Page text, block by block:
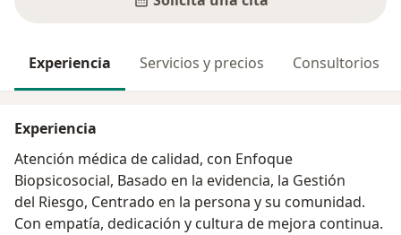
Experiencia Servicios y precios Consultorios
Experiencia
Atención médica de calidad, con Enfoque
Biopsicosocial, Basado en la evidencia, la Gestión
del Riesgo, Centrado en la persona y su comunidad.
Con empatía, dedicación y cultura de mejora continua.